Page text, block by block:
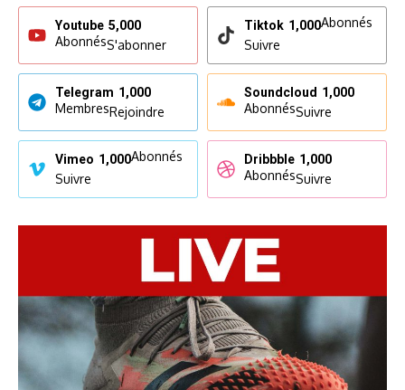
Youtube 5,000
AbonnésS'abonner
Tiktok 1,000Abonnés
Suivre
Telegram 1,000
MembresRejoindre
Soundcloud 1,000
AbonnésSuivre
Vimeo 1,000Abonnés
Suivre
Dribbble 1,000
AbonnésSuivre